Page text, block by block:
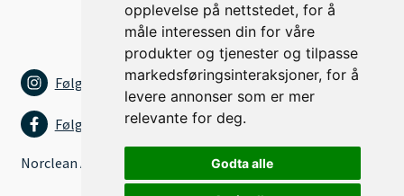
opplevelse på nettstedet, for å
måle interessen din for våre
produkter og tjenester og tilpasse
markedsføringsinteraksjoner, for å
levere annonser som er mer
relevante for deg.
Godta alle
Følg oss på Instagram
Følg oss på Facebook
Norclean AS